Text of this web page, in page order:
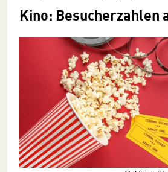
Kino: Besucherzahlen